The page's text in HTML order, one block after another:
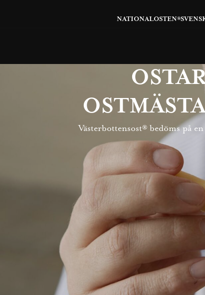
NATIONALOSTEN®
Västerbottensost® bedöms på